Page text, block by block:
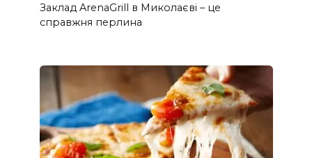
Заклад ArenaGrill в Миколаєві – це
справжня перлина